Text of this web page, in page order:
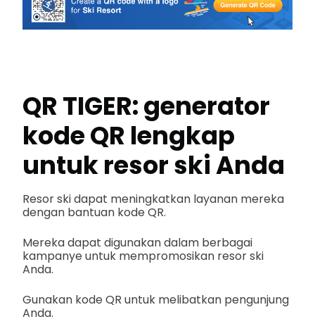
QR TIGER: generator
kode QR lengkap
untuk resor ski Anda
Resor ski dapat meningkatkan layanan mereka
dengan bantuan kode QR.
Mereka dapat digunakan dalam berbagai
kampanye untuk mempromosikan resor ski
Anda.
Gunakan kode QR untuk melibatkan pengunjung
Anda.